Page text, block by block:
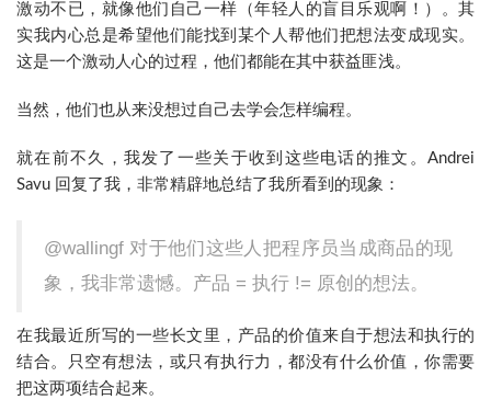
激动不已，就像他们自己一样（年轻人的盲目乐观啊！）。其
实我内心总是希望他们能找到某个人帮他们把想法变成现实。
这是一个激动人心的过程，他们都能在其中获益匪浅。
当然，他们也从来没想过自己去学会怎样编程。
就在前不久，我发了一些关于收到这些电话的推文。Andrei
Savu 回复了我，非常精辟地总结了我所看到的现象：
@wallingf 对于他们这些人把程序员当成商品的现
象，我非常遗憾。产品 = 执行 != 原创的想法。
在我最近所写的一些长文里，产品的价值来自于想法和执行的
结合。只空有想法，或只有执行力，都没有什么价值，你需要
把这两项结合起来。